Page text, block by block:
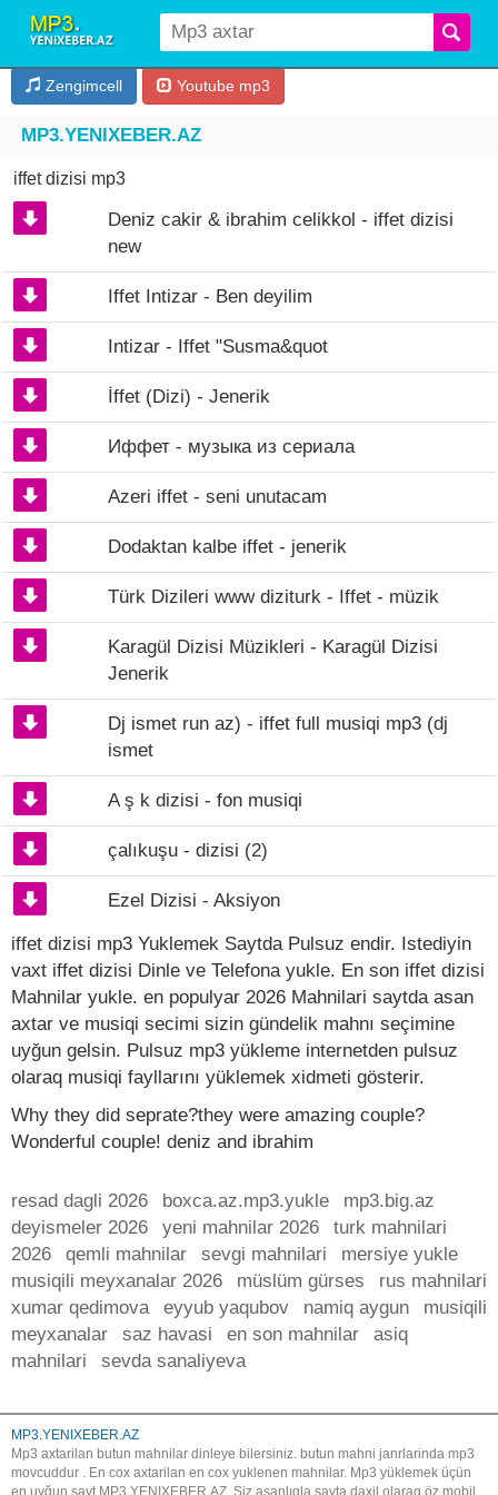
Zengimcell Youtube mp3
MP3.YENIXEBER.AZ
iffet dizisi mp3
Deniz cakir & ibrahim celikkol - iffet dizisi
new
Iffet Intizar - Ben deyilim
Intizar - Iffet "Susma&quot
İffet (Dizi) - Jenerik
Иффет - музыка из сериала
Azeri iffet - seni unutacam
Dodaktan kalbe iffet - jenerik
Türk Dizileri www diziturk - Iffet - müzik
Karagül Dizisi Müzikleri - Karagül Dizisi
Jenerik
Dj ismet run az) - iffet full musiqi mp3 (dj
ismet
A ş k dizisi - fon musiqi
çalıkuşu - dizisi (2)
Ezel Dizisi - Aksiyon
iffet dizisi mp3 Yuklemek Saytda Pulsuz endir. Istediyin
vaxt iffet dizisi Dinle ve Telefona yukle. En son iffet dizisi
Mahnilar yukle. en populyar 2026 Mahnilari saytda asan
axtar ve musiqi secimi sizin gündelik mahnı seçimine
uyğun gelsin. Pulsuz mp3 yükleme internetden pulsuz
olaraq musiqi fayllarını yüklemek xidmeti gösterir.
Why they did seprate?they were amazing couple?
Wonderful couple! deniz and ibrahim
resad dagli 2026 boxca.az.mp3.yukle
mp3.big.az
deyismeler 2026
yeni mahnilar 2026
turk mahnilari
2026
qemli mahnilar sevgi mahnilari
mersiye yukle
musiqili meyxanalar 2026
müslüm gürses
rus mahnilari
xumar qedimova
eyyub yaqubov namiq aygun
musiqili
meyxanalar
saz havasi en son mahnilar
asiq
mahnilari
sevda sanaliyeva
MP3.YENIXEBER.AZ
Mp3 axtarilan butun mahnilar dinleye bilersiniz. butun mahni janrlarinda mp3
movcuddur . En cox axtarilan en cox yuklenen mahnilar. Mp3 yüklemek üçün
en uyğun sayt MP3.YENIXEBER.AZ. Siz asanlıqla sayta daxil olaraq öz mobil